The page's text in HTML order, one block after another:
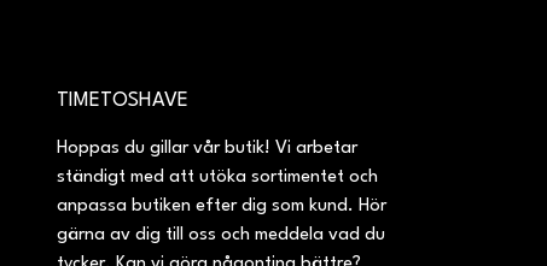
TIMETOSHAVE
Hoppas du gillar vår butik! Vi arbetar
ständigt med att utöka sortimentet och
anpassa butiken efter dig som kund. Hör
gärna av dig till oss och meddela vad du